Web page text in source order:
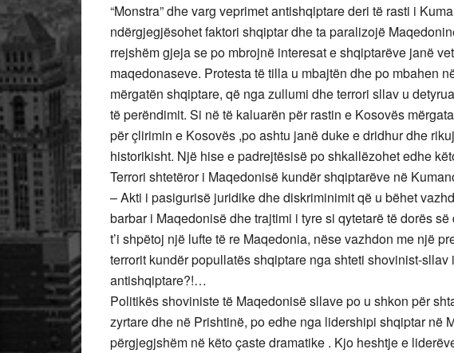
“Monstra” dhe varg veprimet antishqiptare deri të rasti i
ndërgjegjësohet faktori shqiptar dhe ta paralizojë
rrejshëm gjeja se po mbrojnë interesat e shqiptarëve janë
maqedonaseve. Protesta të tilla u mbajtën dhe po mbahen
mërgatën shqiptare, që nga zullumi dhe terrori sllav u
të perëndimit. Si në të kaluarën për rastin e Kosovës
për çlirimin e Kosovës ,po ashtu janë duke e dridhur dhe
historikisht. Një hise e padrejtësisë po shkallëzohet edhe
Terrori shtetëror i Maqedonisë kundër shqiptarëve në
– Akti i pasigurisë juridike dhe diskriminimit që u bëhet
barbar i Maqedonisë dhe trajtimi i tyre si qytetarë të dorës
t’i shpëtoj një lufte të re Maqedonia, nëse vazhdon me një
terrorit kundër popullatës shqiptare nga shteti shovinist-
antishqiptare?!…
Politikës shoviniste të Maqedonisë sllave po u shkon për
zyrtare dhe në Prishtinë, po edhe nga lidershipi shqiptar në
përgjegjshëm në këto çaste dramatike . Kjo heshtje e